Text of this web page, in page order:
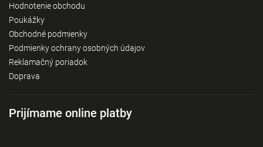
Hodnotenie obchodu
Poukážky
Obchodné podmienky
Podmienky ochrany osobných údajov
Reklamačný poriadok
Doprava
Prijímame online platby